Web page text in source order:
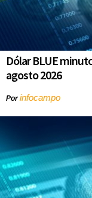
Dólar BLUE
agosto 2026
Porinfocampo